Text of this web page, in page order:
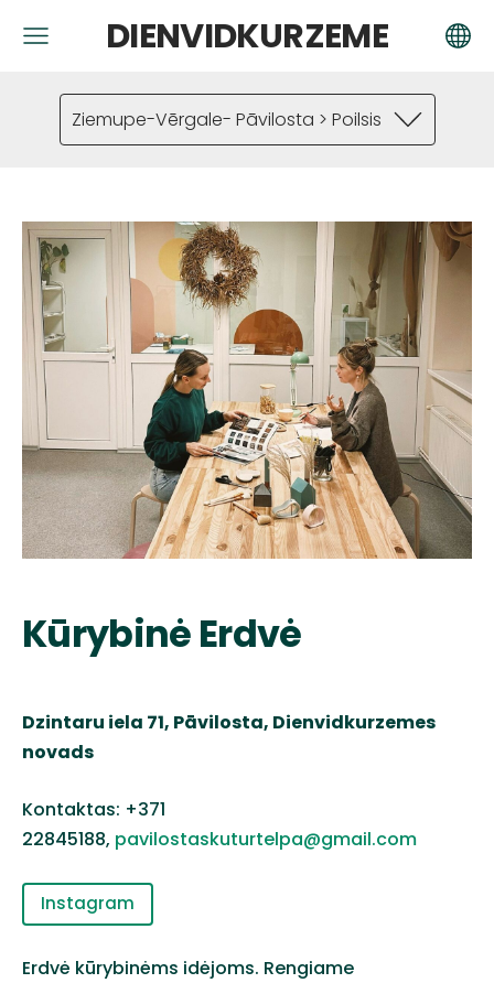
DIENVIDKURZEME
Ziemupe-Vērgale- Pāvilosta > Poilsis
Kūrybinė Erdvė
Dzintaru iela 71, Pāvilosta, Dienvidkurzemes
novads
Kontaktas: +371
22845188, pavilostaskuturtelpa@gmail.com
Instagram
Erdvė kūrybinėms idėjoms. Rengiame